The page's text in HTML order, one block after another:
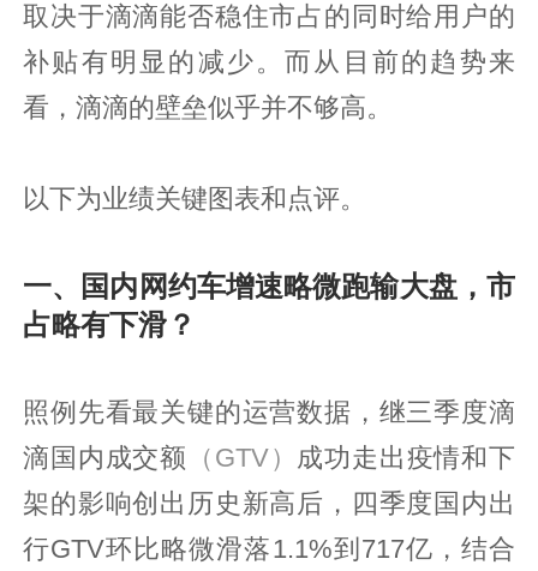
取决于滴滴能否稳住市占的同时给用户的
补贴有明显的减少。而从目前的趋势来
看，滴滴的壁垒似乎并不够高。
以下为业绩关键图表和点评。
一、国内网约车增速略微跑输大盘，市
占略有下滑？
照例先看最关键的运营数据，继三季度滴
滴国内成交额 （GTV） 成功走出疫情和下
架的影响创出历史新高后，四季度国内出
行GTV环比略微滑落1.1%到717亿，结合